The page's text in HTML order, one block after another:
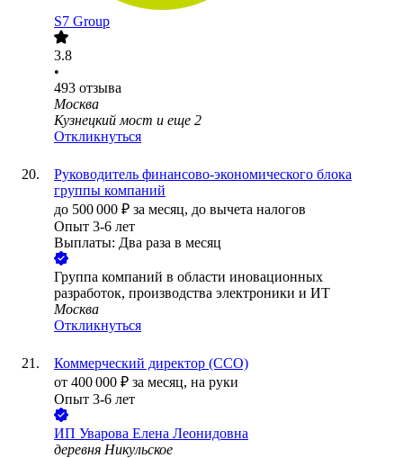
S7 Group
3.8
•
493 отзыва
Москва
Кузнецкий мост и еще 2
Откликнуться
Руководитель финансово-экономического блока
группы компаний
до 500 000 ₽ за месяц, до вычета налогов
Опыт 3-6 лет
Выплаты: Два раза в месяц
Группа компаний в области иновационных
разработок, производства электроники и ИТ
Москва
Откликнуться
Коммерческий директор (CCO)
от 400 000 ₽ за месяц, на руки
Опыт 3-6 лет
ИП Уварова Елена Леонидовна
деревня Никульское